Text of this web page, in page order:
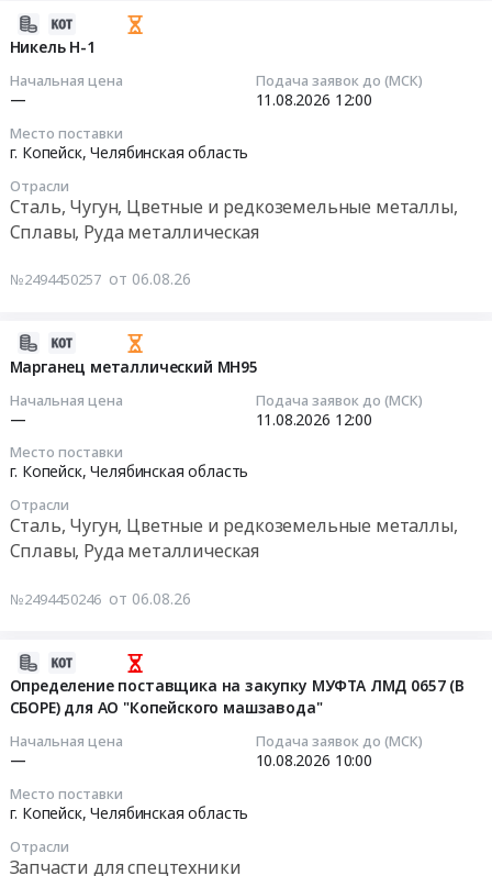
Никель Н-1
Начальная цена
—
Подача заявок до (МСК)
11.08.2026 12:00
Место поставки
г. Копейск,Челябинская область
Отрасли
Сталь, Чугун, Цветные и редкоземельные металлы,
Сплавы, Руда металлическая
№2494450257 от 06.08.26
1
Марганец металлический МН95
Начальная цена
—
Подача заявок до (МСК)
11.08.2026 12:00
Место поставки
г. Копейск,Челябинская область
Отрасли
Сталь, Чугун, Цветные и редкоземельные металлы,
Сплавы, Руда металлическая
№2494450246 от 06.08.26
Определение поставщика на закупку МУФТА ЛМД 0657 (В
СБОРЕ) для АО "Копейского машзавода"
Начальная цена
—
Подача заявок до (МСК)
10.08.2026 10:00
Место поставки
г. Копейск,Челябинская область
Отрасли
Запчасти для спецтехники